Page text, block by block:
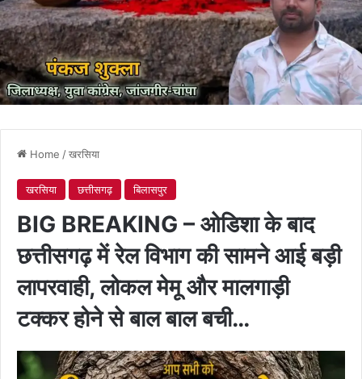
Home /खरसिया
खरसिया छत्तीसगढ़ बिलासपुर
BIG BREAKING – ओडिशा के बाद
छत्तीसगढ़ में रेल विभाग की सामने आई बड़ी
लापरवाही, लोकल मेमू और मालगाड़ी
टक्कर होने से बाल बाल बची…